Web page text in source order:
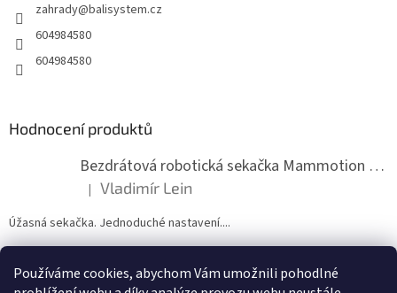
Používáme cookies, abychom Vám umožnili pohodlné
zahrady@balisystem.cz
604984580
604984580
Hodnocení produktů
Bezdrátová robotická sekačka Mammotion LUBA mini 2 1500
Hodnocení produktu je 5 z 5 hvězdiček.
| Vladimír Lein
Úžasná sekačka. Jednoduché nastavení....
ZDE NÁM MŮŽETE VLOŽIT HODNOCENÍ